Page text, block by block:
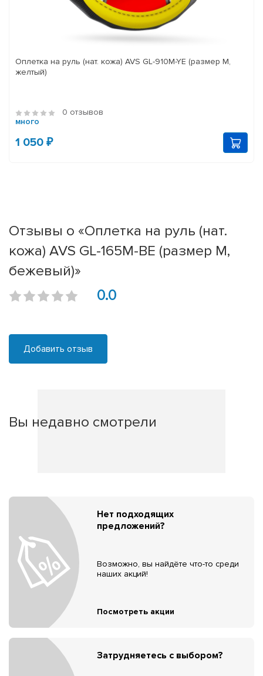
Оплетка на руль (нат. кожа) AVS GL-910M-YE (размер M,
желтый)
0 отзывов
много
1 050 ₽
Отзывы о «Оплетка на руль (нат.
кожа) AVS GL-165M-BE (размер M,
бежевый)»
0.0
Добавить отзыв
Вы недавно смотрели
Нет подходящих
предложений?
Возможно, вы найдёте что-то среди
наших акций!
Посмотреть акции
Затрудняетесь с выбором?